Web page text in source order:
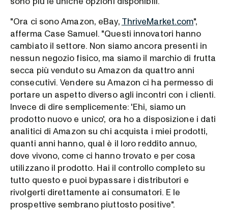
"Ora ci sono Amazon, eBay, ThriveMarket.com",
afferma Case Samuel. "Questi innovatori hanno
cambiato il settore. Non siamo ancora presenti in
nessun negozio fisico, ma siamo il marchio di frutta
secca più venduto su Amazon da quattro anni
consecutivi. Vendere su Amazon ci ha permesso di
portare un aspetto diverso agli incontri con i clienti.
Invece di dire semplicemente: 'Ehi, siamo un
prodotto nuovo e unico', ora ho a disposizione i dati
analitici di Amazon su chi acquista i miei prodotti,
quanti anni hanno, qual è il loro reddito annuo,
dove vivono, come ci hanno trovato e per cosa
utilizzano il prodotto. Hai il controllo completo su
tutto questo e puoi bypassare i distributori e
rivolgerti direttamente ai consumatori. E le
prospettive sembrano piuttosto positive".